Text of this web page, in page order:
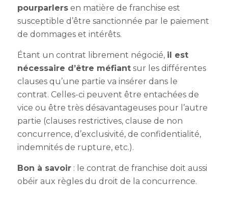
pourparlersen matière de franchise est
susceptible d’être sanctionnée par le paiement
de dommages et intérêts.
Étant un contrat librement négocié, il est
nécessaire d’être méfiantsur les différentes
clauses qu’une partie va insérer dans le
contrat. Celles-ci peuvent être entachées de
vice ou être très désavantageuses pour l’autre
partie (clauses restrictives, clause de non
concurrence, d’exclusivité, de confidentialité,
indemnités de rupture, etc.).
Bon à savoir: le contrat de franchise doit aussi
obéir aux règles du droit de la concurrence.